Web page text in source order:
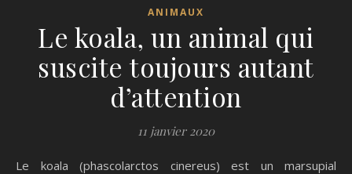
ANIMAUX
Le koala, un animal qui
suscite toujours autant
d’attention
11 janvier 2020
Le koala (phascolarctos cinereus) est un marsupial